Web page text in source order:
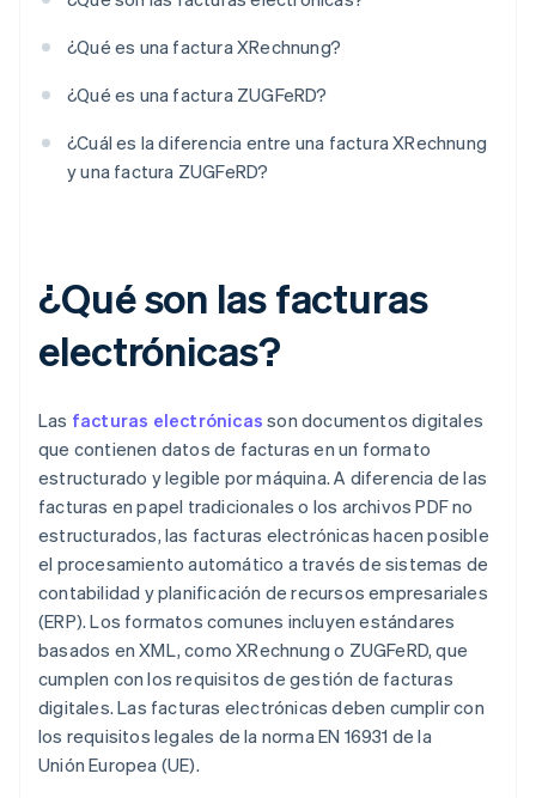
¿Qué es una factura XRechnung?
¿Qué es una factura ZUGFeRD?
¿Cuál es la diferencia entre una factura XRechnung
y una factura ZUGFeRD?
¿Qué son las facturas
electrónicas?
Las facturas electrónicas son documentos digitales
que contienen datos de facturas en un formato
estructurado y legible por máquina. A diferencia de las
facturas en papel tradicionales o los archivos PDF no
estructurados, las facturas electrónicas hacen posible
el procesamiento automático a través de sistemas de
contabilidad y planificación de recursos empresariales
(ERP). Los formatos comunes incluyen estándares
basados en XML, como XRechnung o ZUGFeRD, que
cumplen con los requisitos de gestión de facturas
digitales. Las facturas electrónicas deben cumplir con
los requisitos legales de la norma EN 16931 de la
Unión Europea (UE).